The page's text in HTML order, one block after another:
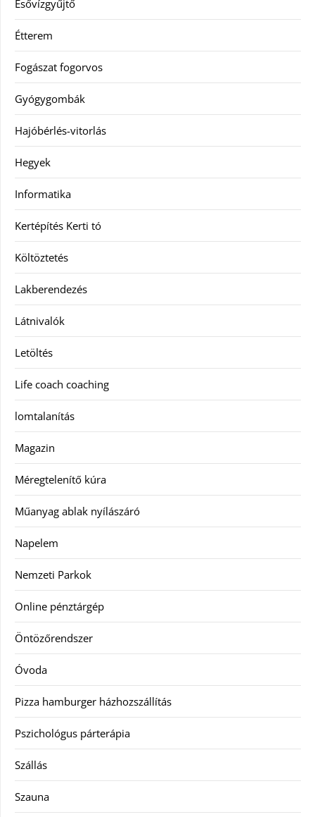
Esővízgyűjtő
Étterem
Fogászat fogorvos
Gyógygombák
Hajóbérlés-vitorlás
Hegyek
Informatika
Kertépítés Kerti tó
Költöztetés
Lakberendezés
Látnivalók
Letöltés
Life coach coaching
lomtalanítás
Magazin
Méregtelenítő kúra
Műanyag ablak nyílászáró
Napelem
Nemzeti Parkok
Online pénztárgép
Öntözőrendszer
Óvoda
Pizza hamburger házhozszállítás
Pszichológus párterápia
Szállás
Szauna